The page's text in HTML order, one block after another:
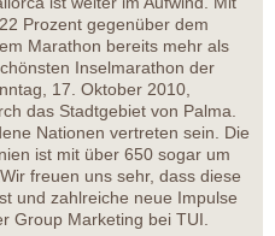
Prozent gegenüber dem
Marathon bereits mehr als
Inselmarathon der
17. Oktober 2010,
das Stadtgebiet von Palma.
Nationen vertreten sein. Die
ist mit über 650 sogar um
freuen uns sehr, dass diese
und zahlreiche neue Impulse
Group Marketing bei TUI.